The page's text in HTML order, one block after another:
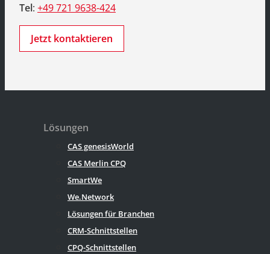
Tel: +49 721 9638-424
Jetzt kontaktieren
Lösungen
CAS genesisWorld
CAS Merlin CPQ
SmartWe
We.Network
Lösungen für Branchen
CRM-Schnittstellen
CPQ-Schnittstellen